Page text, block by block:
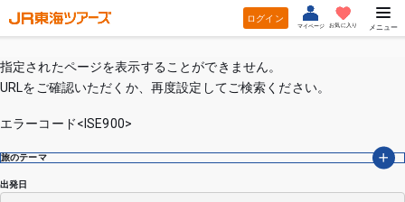
ログイン
マイページ お気に入り メニュー
指定されたページを表示することができません。
URLをご確認いただくか、再度設定してご検索ください。
エラーコード<ISE900>
出発日
旅のテーマ